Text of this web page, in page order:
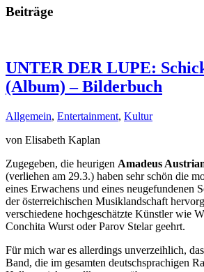
Beiträge
UNTER DER LUPE:
(Album) – Bilderbuch
Allgemein, Entertainment, Kultur
von Elisabeth Kaplan
Zugegeben, die heurigen Amadeus
(verliehen am 29.3.) haben sehr schön die
eines Erwachens und eines neugefundenen
der österreichischen Musiklandschaft
verschiedene hochgeschätzte Künstler wie
Conchita Wurst oder Parov Stelar geehrt.
Für mich war es allerdings unverzeihlich,
Band, die im gesamten deutschsprachigen